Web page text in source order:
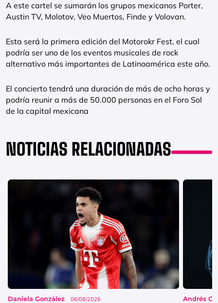
A este cartel se sumarán los grupos mexicanos Porter,
Austin TV, Molotov, Veo Muertos, Finde y Volovan.
Esta será la primera edición del Motorokr Fest, el cual
podría ser uno de los eventos musicales de rock
alternativo más importantes de Latinoamérica este año.
El concierto tendrá una duración de más de ocho horas y
podría reunir a más de 50.000 personas en el Foro Sol
de la capital mexicana
NOTICIAS RELACIONADAS
Daniela González 06/08/2026 Andrés